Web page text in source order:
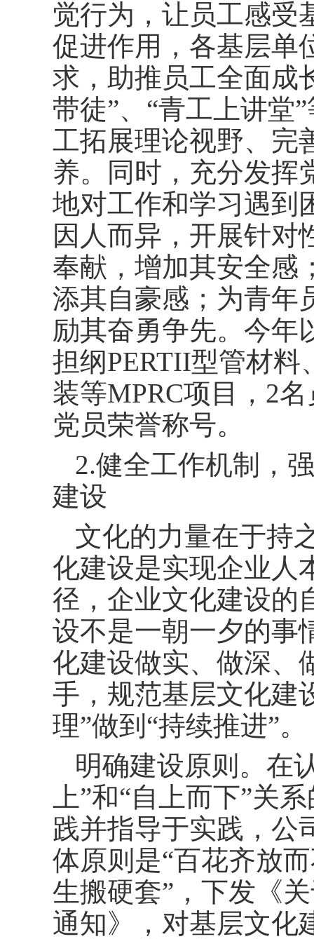
觉行为，让员工感受
促进作用，各基层单
求，助推员工全面成
带徒”、“青工上讲堂
工拓展理论视野、完
养。同时，充分发挥
地对工作和学习遇到
因人而异，开展针对
奉献，增加其安全感
添其自豪感；为青年
励其奋勇争先。今年
担纲PERTII型管材
装等MPRC项目，2
党员荣誉称号。
2.健全工作机制，
建设
文化的力量在于持
化建设是实现企业人
径，企业文化建设的
设不是一朝一夕的事
化建设做实、做深、
手，规范基层文化建
理”做到“持续推进”。
明确建设原则。在
上”和“自上而下”关
践并指导于实践，公
体原则是“百花齐放
生搬硬套”，下发《
通知》，对基层文化